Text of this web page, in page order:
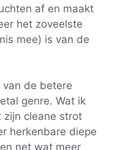
af en maakt
het zoveelste
mee) is van de
de betere
genre. Wat ik
zijn cleane strot
herkenbare diepe
net wat meer